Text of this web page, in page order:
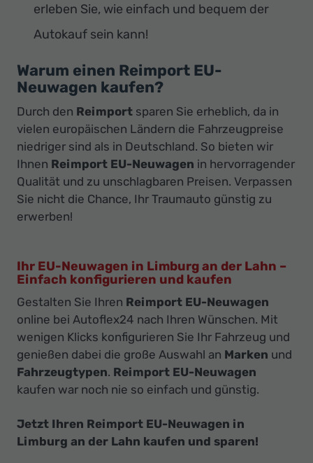
erleben Sie, wie einfach und bequem der
Autokauf sein kann!
Warum einen Reimport EU-
Neuwagen kaufen?
Durch den Reimport sparen Sie erheblich, da in
vielen europäischen Ländern die Fahrzeugpreise
niedriger sind als in Deutschland. So bieten wir
Ihnen Reimport EU-Neuwagen in hervorragender
Qualität und zu unschlagbaren Preisen. Verpassen
Sie nicht die Chance, Ihr Traumauto günstig zu
erwerben!
Ihr EU-Neuwagen in Limburg an der Lahn –
Einfach konfigurieren und kaufen
Gestalten Sie Ihren Reimport EU-Neuwagen
online bei Autoflex24 nach Ihren Wünschen. Mit
wenigen Klicks konfigurieren Sie Ihr Fahrzeug und
genießen dabei die große Auswahl an Marken und
Fahrzeugtypen. Reimport EU-Neuwagen
kaufen war noch nie so einfach und günstig.
Jetzt Ihren Reimport EU-Neuwagen in
Limburg an der Lahn kaufen und sparen!